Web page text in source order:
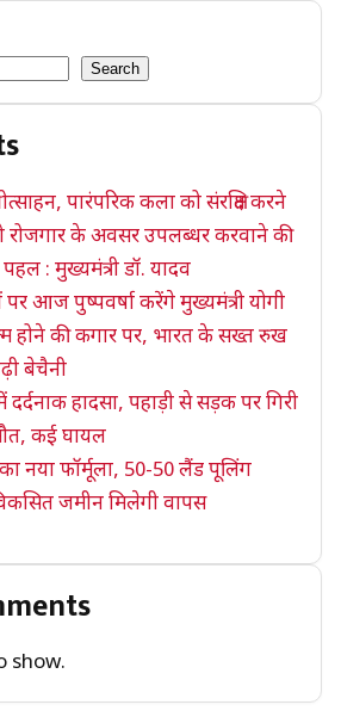
Search
पारंपरिक कला को संरक्षित करने
रोजगार के अवसर उपलब्धर करवाने की
: मुख्यमंत्री डॉ. यादव
आज पुष्पवर्षा करेंगे मुख्यमंत्री योगी
होने की कगार पर, भारत के सख्त रुख
बेचैनी
हादसा, पहाड़ी से सड़क पर गिरी
कई घायल
नया फॉर्मूला, 50-50 लैंड पूलिंग
जमीन मिलेगी वापस
show.